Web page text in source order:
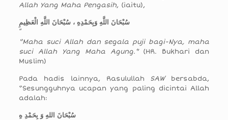
Allah Yang Maha Pengasih, (iaitu),
سُبْحَانَ اللَّهِ وَبِحَمْدِهِ ، سُبْحَانَ اللَّهِ الْعَظِيمِ
“Maha suci Allah dan segala puji bagi-Nya, maha
suci Allah Yang Maha Agung.”(HR. Bukhari dan
Muslim)
Pada hadis lainnya, Rasulullah SAWbersabda,
“Sesungguhnya ucapan yang paling dicintai Allah
adalah:
سُبْحَانَ اللهِ وَ بِحَمْدِ هِ